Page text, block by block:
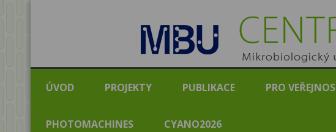
CENTRUM
Mikrobiologický
ÚVOD PROJEKTY PUBLIKACE PRO
PHOTOMACHINES CYANO2026